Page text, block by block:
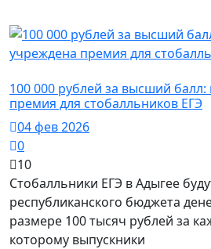
100 000 рублей за высший
премия для стобалльников ЕГЭ
04 фев 2026
0
10
Стобалльники ЕГЭ в Адыгее
республиканского бюджета
размере 100 тысяч рублей за
которому выпускники